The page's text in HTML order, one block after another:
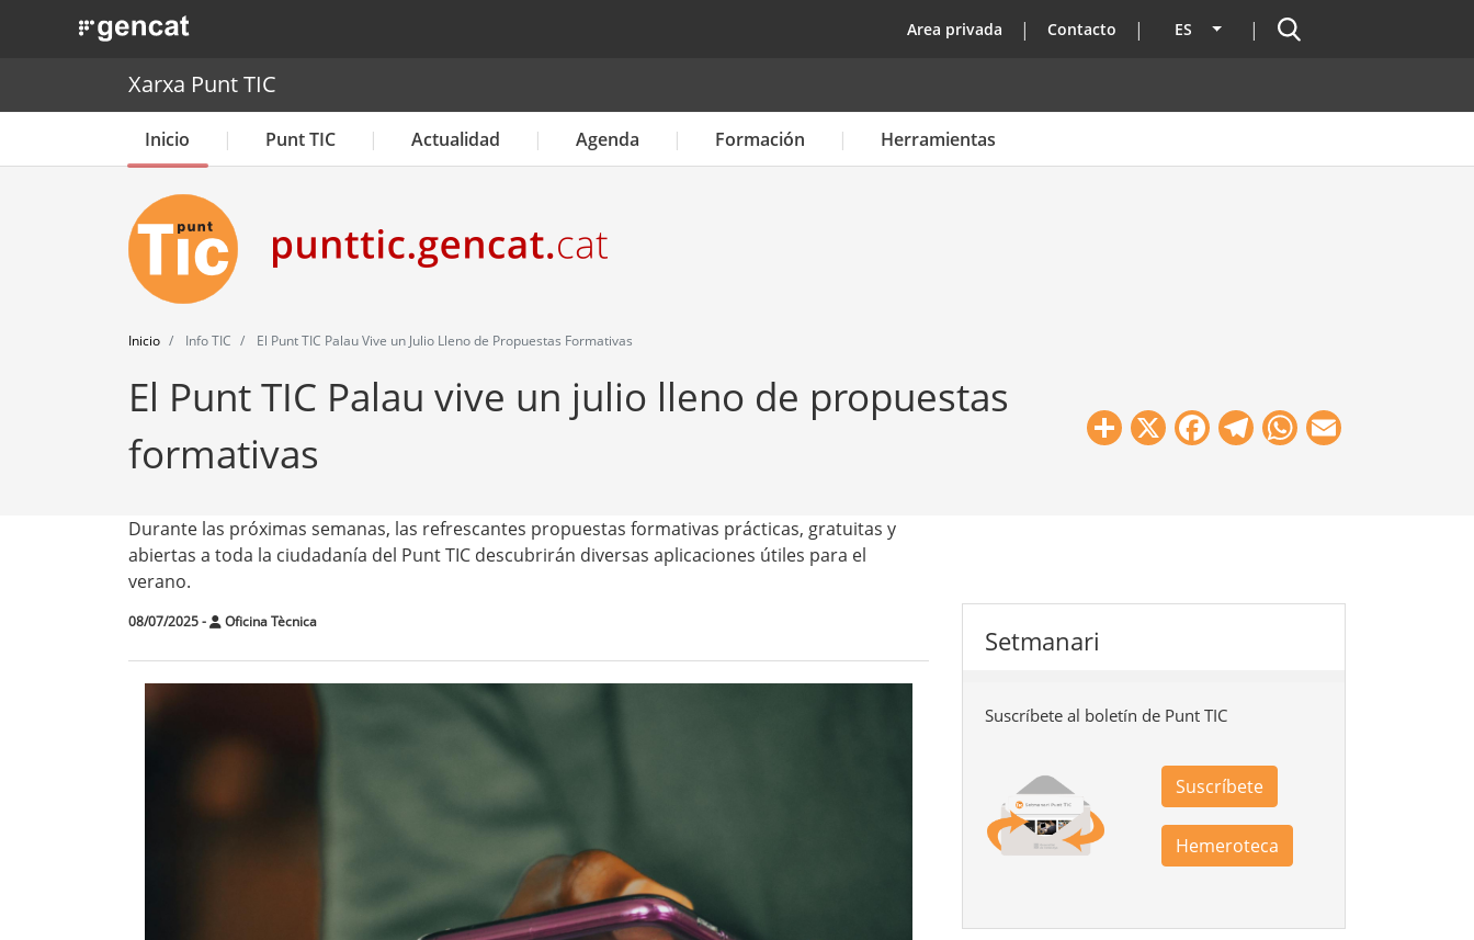
. Obre en una nova finestra. top
Area privada Contacto ES Lista adicional de acciones
Buscador
Xarxa Punt TIC
Inicio Punt TIC Actualidad Agenda Formación Herramientas
Inicio Info TIC El Punt TIC Palau Vive un Julio Lleno de Propuestas Formativas
El Punt TIC Palau vive un julio lleno de propuestas
formativas
Share
X Facebook
Telegram
WhatsApp
Durante las próximas semanas, las refrescantes propuestas formativas prácticas, gratuitas y
abiertas a toda la ciudadanía del Punt TIC descubrirán diversas aplicaciones útiles para el
verano.
08/07/2025- Oficina Tècnica
Setmanari
Suscríbete al boletín de Punt TIC
Suscríbete
Hemeroteca